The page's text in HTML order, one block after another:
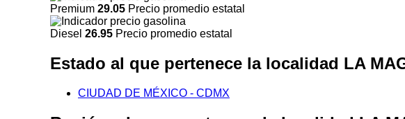
Premium 29.05 Precio promedio estatal
Diesel 26.95 Precio promedio estatal
Estado al que pertenece la localidad LA
CIUDAD DE MÉXICO - CDMX